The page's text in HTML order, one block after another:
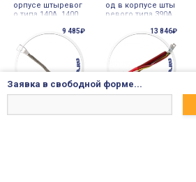
орпусе штыревог
о типа 140A 1400
од в корпусе шты
ревого типа 390A
9 485₽
SKR130/12UNF Тир
13 846₽
SKT80/06D Тирист
Заявка в свободной форме...